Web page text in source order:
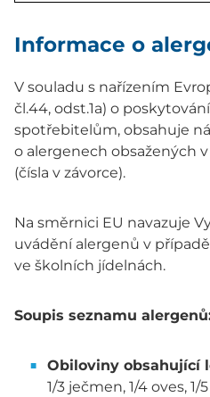
Informace o
V souladu s nařízením
čl.44, odst.1a) o
spotřebitelům, obsahuje
o alergenech obsažených
(čísla v závorce).
Na směrnici EU navazuje
uvádění alergenů v
ve školních jídelnách.
Soupis seznamu
Obiloviny obsahující
1/3 ječmen, 1/4 oves,